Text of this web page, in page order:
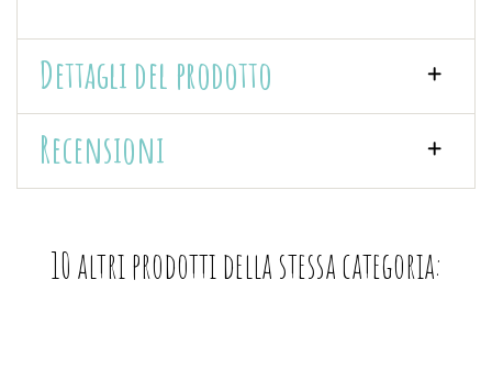
Dettagli del prodotto
Recensioni
10 altri prodotti della stessa categoria: